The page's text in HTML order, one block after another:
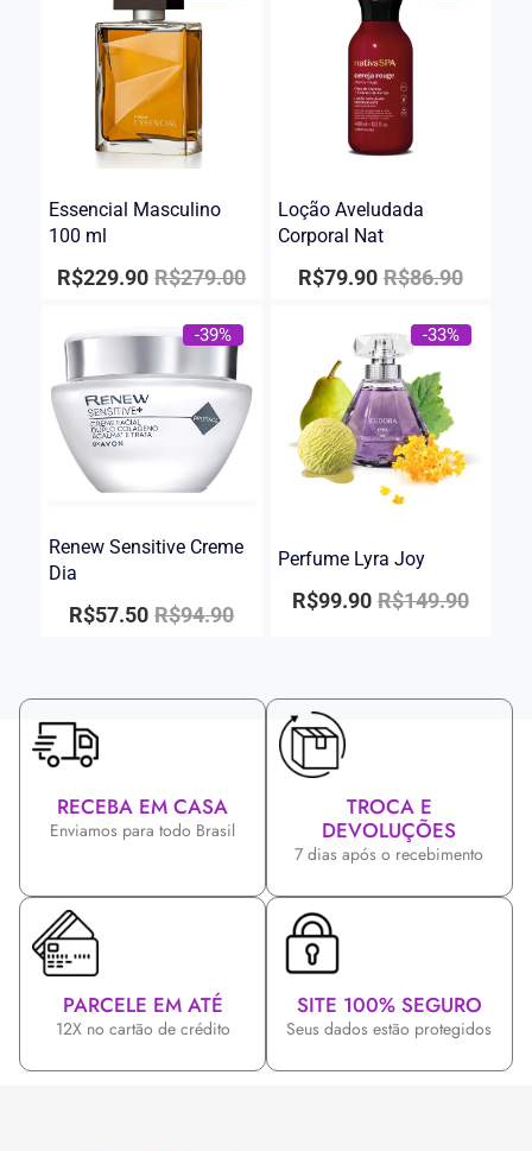
Essencial Masculino
100 ml
R$279.00
R$229.90
Loção Aveludada
Corporal Nat
R$86.90
R$79.90
-39%
Renew Sensitive Creme
Dia
R$94.90
R$57.50
-33%
Perfume Lyra Joy
R$149.90
R$99.90
RECEBA EM CASA
Enviamos para todo Brasil
TROCA E
DEVOLUÇÕES
7 dias após o recebimento
PARCELE EM ATÉ
12X no cartão de crédito
SITE 100% SEGURO
Seus dados estão protegidos